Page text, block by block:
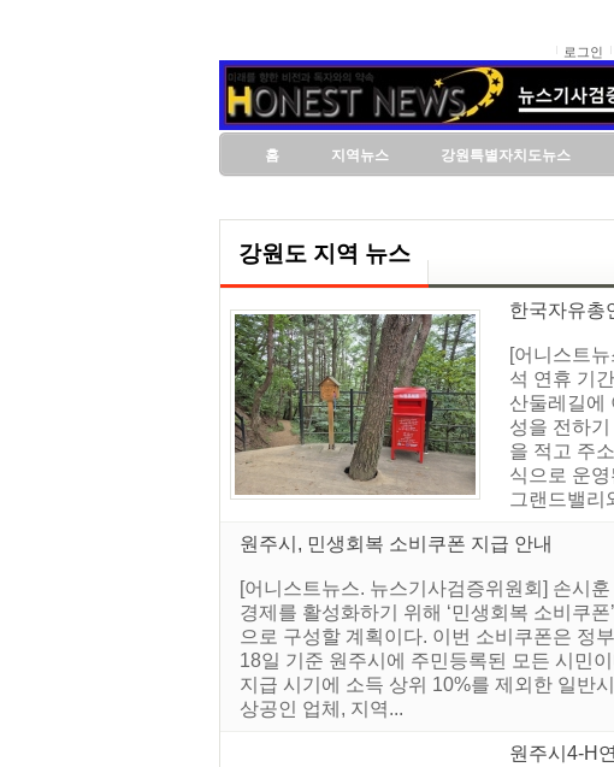
로그인
홈 지역뉴스 강원특별자치도뉴스
강원도 지역 뉴스
한국자유총
[어니스트
석 연휴 기
산둘레길에
성을 전하
을 적고 주
식으로 운
그랜드밸리
원주시, 민생회복 소비쿠폰 지급 안내
[어니스트뉴스. 뉴스기사검증위원회] 손시
경제를 활성화하기 위해 ‘민생회복 소비쿠
으로 구성할 계획이다. 이번 소비쿠폰은 정
18일 기준 원주시에 주민등록된 모든 시민
지급 시기에 소득 상위 10%를 제외한 일반
상공인 업체, 지역...
원주시4-H